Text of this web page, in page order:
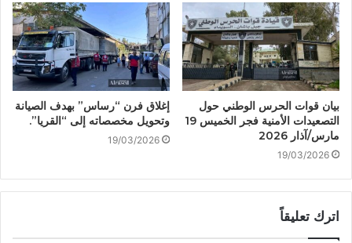
بيان قوات الحرس الوطني حول
التصعيدات الأمنية فجر الخميس 19
مارس/آذار 2026
19/03/2026
إغلاق فرن “رساس” بهدف الصيانة
وتحويل مخصصاته إلى “القريا”.
19/03/2026
اترك تعليقاً